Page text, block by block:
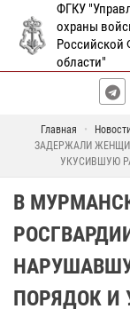
ФГКУ
охраны
Российской
области"
Главная
ЗАДЕРЖАЛИ
УКУСИВШУЮ
В
ПОРЯДОК И